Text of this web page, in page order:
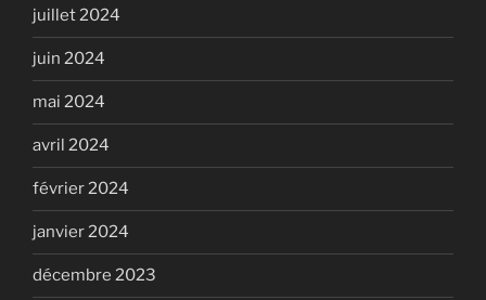
juillet 2024
juin 2024
mai 2024
avril 2024
février 2024
janvier 2024
décembre 2023